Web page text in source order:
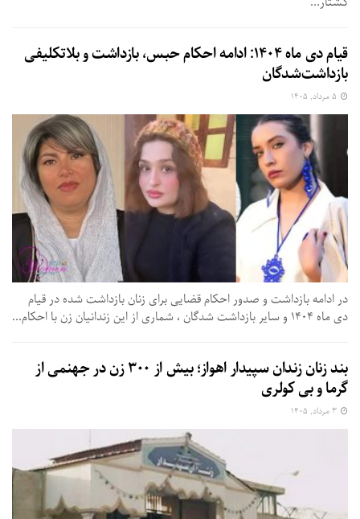
قیام دی ماه ۱۴۰۴: ادامه احکام حبس، بازداشت و بلاتکلیفی
بازداشت‌شدگان
در ادامه بازداشت و صدور احکام قضایی برای زنان بازداشت شده در قیام
دی ماه ۱۴۰۴ و سایر بازداشت شدگان ، شماری از این زندانیان زن با احکام...
بند زنان زندان سپیدار اهواز؛ بیش از ۳۰۰ زن در جهنمی از
گرما و بی‌ کولری